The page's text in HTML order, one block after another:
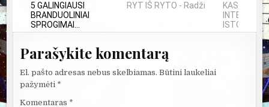
5 GALINGIAUSI
BRANDUOLINIAI
SPROGIMAI...
RYT IŠ RYTO - Radži
KAS
ISTORIJA
Parašykite komentarą
El. pašto adresas nebus skelbiamas. Būtini laukeliai
pažymėti *
Komentaras *